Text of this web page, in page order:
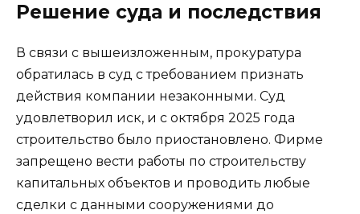
Решение суда и последствия
В связи с вышеизложенным, прокуратура
обратилась в суд с требованием признать
действия компании незаконными. Суд
удовлетворил иск, и с октября 2025 года
строительство было приостановлено. Фирме
запрещено вести работы по строительству
капитальных объектов и проводить любые
сделки с данными сооружениями до